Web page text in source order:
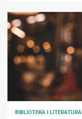
BIBLIOTEKA I LITERATURA